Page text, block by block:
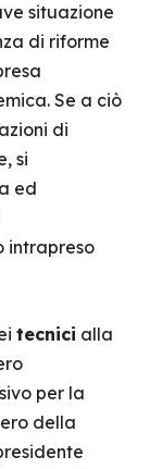
situazione
di riforme
Se a ciò
di
si
ed
intrapreso
tecnici alla
per la
della